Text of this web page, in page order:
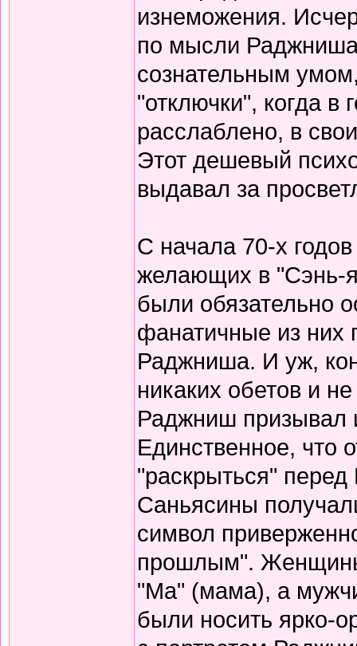
изнеможения.
по мысли
сознательным
"отключки", когда в
расслаблено, в
Этот дешевый
выдавал за
С начала 70-х
желающих в "Сэнь-
были обязательно
фанатичные из них
Раджниша. И уж,
никаких обетов и
Раджниш призывал
Единственное, что
"раскрыться"
Саньясины
символ
прошлым". Женщины
"Ма" (мама), а
были носить ярко-